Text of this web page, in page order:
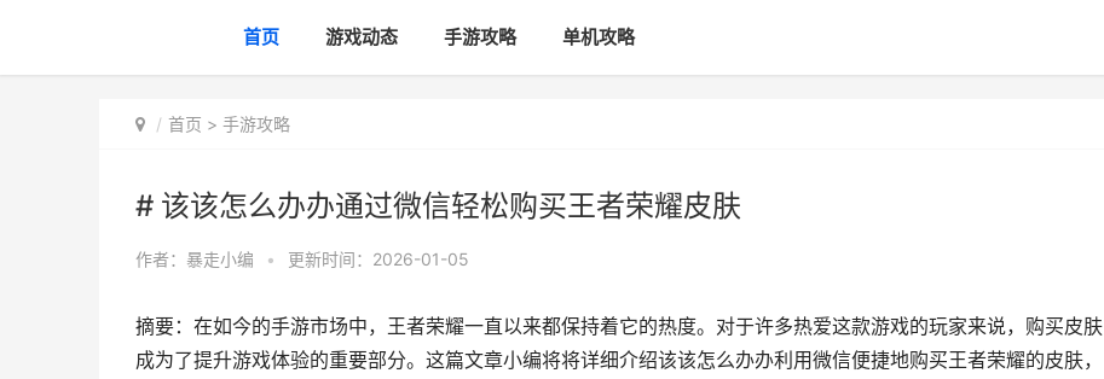
首页 游戏动态 手游攻略 单机攻略
首页 > 手游攻略
# 该该怎么办办通过微信轻松购买王者荣耀皮肤
作者： 暴走小编 • 更新时间：2026-01-05
摘要：在如今的手游市场中，王者荣耀一直以来都保持着它的热度。对于许多热爱这款游戏的玩家来说，购买皮肤
成为了提升游戏体验的重要部分。这篇文章小编将将详细介绍该该怎么办办利用微信便捷地购买王者荣耀的皮肤，